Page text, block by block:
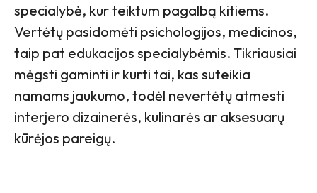
specialybė, kur teiktum pagalbą kitiems.
Vertėtų pasidomėti psichologijos, medicinos,
taip pat edukacijos specialybėmis. Tikriausiai
mėgsti gaminti ir kurti tai, kas suteikia
namams jaukumo, todėl nevertėtų atmesti
interjero dizainerės, kulinarės ar aksesuarų
kūrėjos pareigų.